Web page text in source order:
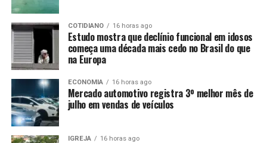
COTIDIANO 16 horas ago
Estudo mostra que declínio funcional em idosos
começa uma década mais cedo no Brasil do que
na Europa
ECONOMIA 16 horas ago
Mercado automotivo registra 3º melhor mês de
julho em vendas de veículos
IGREJA 16 horas ago